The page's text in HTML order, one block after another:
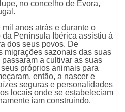
no concelho de Évora,
anos atrás e durante o
Península Ibérica assistiu à
dos seus povos. De
migrações sazonais das suas
a cultivar as suas
próprios animais para
então, a nascer e
seguras e personalidades
locais onde se estabeleciam
iam construindo.